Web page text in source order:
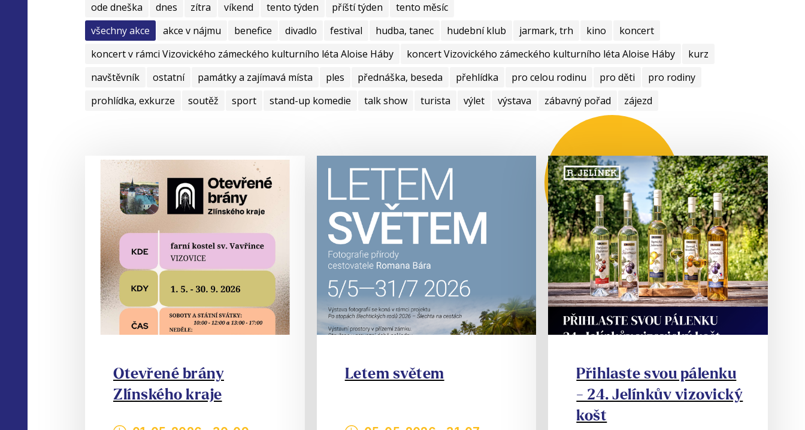
ode dneška dnes zítra víkend tento týden příští týden
tento měsíc
všechny akce
akce v nájmu benefice divadlo festival hudba, tanec hudební klub jarmark, trh kino
koncert
koncert v rámci Vizovického zámeckého kulturního léta Aloise Háby
koncert Vizovického zámeckého kulturního léta Aloise Háby
kurz
navštěvník
ostatní památky a zajímavá místa ples přednáška, beseda přehlídka pro celou rodinu pro děti
pro rodiny
prohlídka, exkurze
soutěž sport stand-up komedie talk show turista výlet výstava zábavný pořad zájezd
Otevřené brány
Zlínského kraje
Letem světem
Přihlaste svou pálenku
- 24. Jelínkův vizovický
košt